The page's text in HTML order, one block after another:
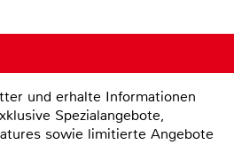
und erhalte Informationen
Spezialangebote,
sowie limitierte Angebote